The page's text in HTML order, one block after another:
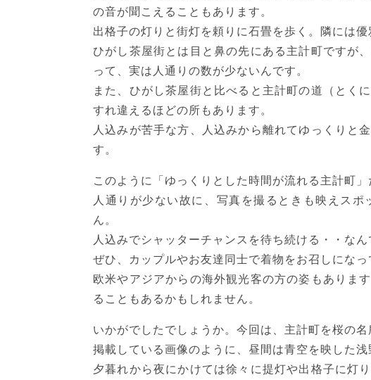
の音が聞こえることもあります。
出格子の灯りと街灯を頼りに石畳を歩く。隣には
ひがし茶屋街とは目と鼻の先にある主計町ですが
って、実は人通りの数が少ないんです。
また、ひがし茶屋街と比べると主計町の道（とく
すれ違えるほどの所もあります。
人込みが苦手な方、人込みから離れてゆっくりと
す。
このように「ゆっくりとした時間が流れる主計町
人通りが少ない故に、写真を撮るときも映えス
ん。
人込みでシャッターチャンスを待ち続ける・・なん
ぜひ、カップルやお友達同士で着物をお召しにな
欧米やアジアからの海外観光客の方の姿もありま
ることもあるかもしれません。
いかがでしたでしょうか。今回は、主計町を桜の名
掲載している画像のように、昼間は青空を映した
夕暮れから夜にかけては徐々に提灯や出格子に灯